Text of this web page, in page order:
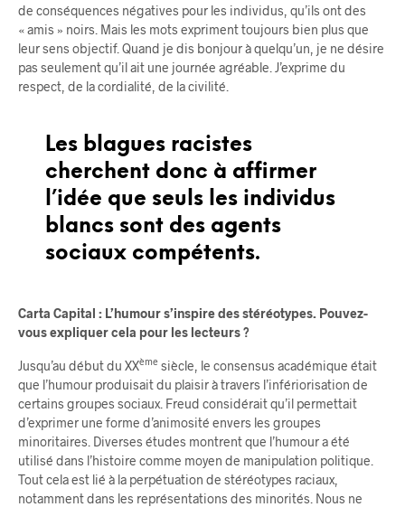
de conséquences négatives pour les individus, qu’ils ont des
« amis » noirs. Mais les mots expriment toujours bien plus que
leur sens objectif. Quand je dis bonjour à quelqu’un, je ne désire
pas seulement qu’il ait une journée agréable. J’exprime du
respect, de la cordialité, de la civilité.
Les blagues racistes
cherchent donc à affirmer
l’idée que seuls les individus
blancs sont des agents
sociaux compétents.
Carta Capital : L’humour s’inspire des stéréotypes. Pouvez-
vous expliquer cela pour les lecteurs ?
Jusqu’au début du XXème siècle, le consensus académique était
que l’humour produisait du plaisir à travers l’infériorisation de
certains groupes sociaux. Freud considérait qu’il permettait
d’exprimer une forme d’animosité envers les groupes
minoritaires. Diverses études montrent que l’humour a été
utilisé dans l’histoire comme moyen de manipulation politique.
Tout cela est lié à la perpétuation de stéréotypes raciaux,
notamment dans les représentations des minorités. Nous ne